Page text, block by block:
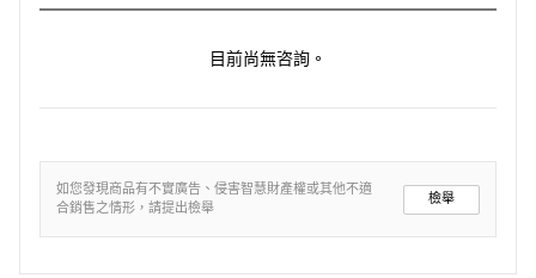
目前尚無咨詢。
如您發現商品有不實廣告、侵害智慧財產權或其他不適
合銷售之情形，請提出檢舉
檢舉